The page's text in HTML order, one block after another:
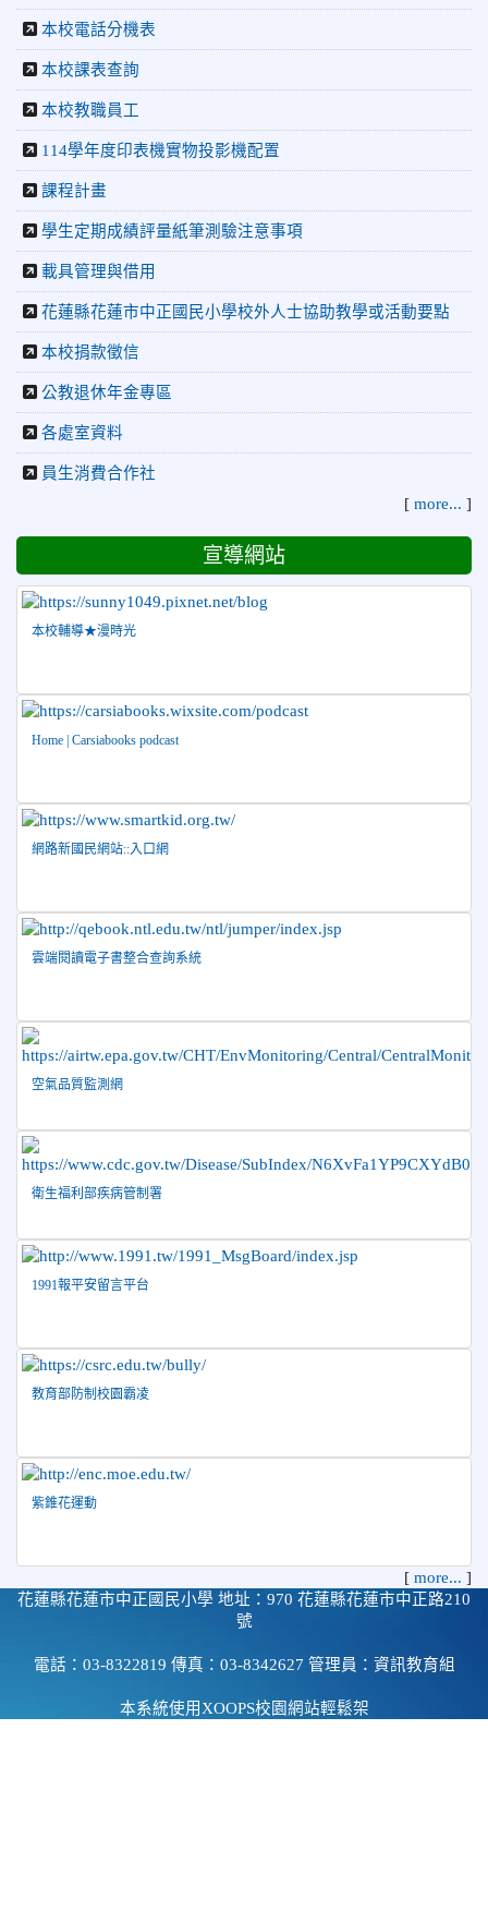
2026-05-03
榮譽
Show and Tell榮獲佳績
2026-04-30 國稅局「114年度綜合所得稅結算申報」宣導內
容
2026-04-27
榮譽
賀 本校籃球隊參加115年花蓮縣縣長盃籃
球錦標賽 榮獲亞軍！
2026-04-09
促進繪畫比賽優勝名單
2026-04-08
榮譽 115年PaGamO寒假作業獲獎名單
2026-07-23 榮譽
115年度花蓮縣第七屆太平洋盃X華紙公
益盃PTWA全國自走車競賽AI素養競賽榮獲銅牌
2026-07-21
榮譽
錦標賽 榮獲佳績！
2026-07-08
跆拳道品勢錦標賽 榮獲佳績！
2026-06-30 檢送「花蓮縣115學年度推動國民中學充實校安
人力聯合甄選簡章」1份，敬請協助公告周知，請查照。
2026-06-29
榮譽
賀 本校跆拳道隊參加115年花蓮市「市長
盃」跆拳道錦標賽 榮獲佳績！
2026-06-16
榮譽
賀 本校跆拳道隊參加115年第三十三屆全
國少年跆拳道錦標賽 榮獲佳績！
2026-06-09
榮譽
賀 本校籃球隊參加 2026花蓮縣第46屆假
日盃籃球賽 榮獲季軍！
齡游泳錦標賽榮獲佳績！
2026-06-02
榮譽
2026-05-03
榮譽
賀! 本校參加全縣低年級英語口說比賽-
Show and Tell榮獲佳績
2026-04-27
球錦標賽 榮獲亞軍！
促進繪畫比賽優勝名單
2026-04-08
榮譽 115年PaGamO寒假作業獲獎名單
本校電話分機表
本校課表查詢
本校教職員工
114學年度印表機實物投影機配置
課程計畫
學生定期成績評量紙筆測驗注意事項
載具管理與借用
花蓮縣花蓮市中正國民小學校外人士協助教學或活動要點
本校捐款徵信
公教退休年金專區
各處室資料
員生消費合作社
[ more... ]
宣導網站
本校輔導★漫時光
Home | Carsiabooks podcast
網路新國民網站::入口網
雲端閱讀電子書整合查詢系統
空氣品質監測網
衛生福利部疾病管制署
1991報平安留言平台
教育部防制校園霸凌
紫錐花運動
[ more... ]
花蓮縣花蓮市中正國民小學 地址：970 花蓮縣花蓮市中正路210
號
電話：03-8322819 傳真：03-8342627 管理員：資訊教育組
本系統使用XOOPS校園網站輕鬆架